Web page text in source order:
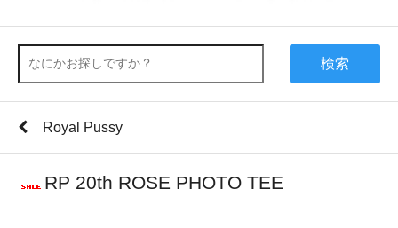
検索
Royal Pussy
RP 20th ROSE PHOTO TEE